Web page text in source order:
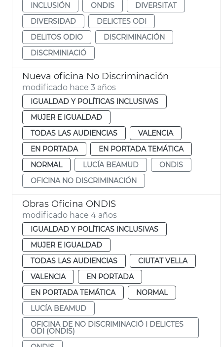
INCLUSIÓN
ONDIS
DIVERSITAT
DIVERSIDAD
DELICTES ODI
DELITOS ODIO
DISCRIMINACIÓN
DISCRMINIACIÓ
Nueva oficina No Discriminación
modificado hace 3 años
IGUALDAD Y POLÍTICAS INCLUSIVAS
MUJER E IGUALDAD
TODAS LAS AUDIENCIAS
VALENCIA
EN PORTADA
EN PORTADA TEMÁTICA
NORMAL
LUCÍA BEAMUD
ONDIS
OFICINA NO DISCRIMINACIÓN
Obras Oficina ONDIS
modificado hace 4 años
IGUALDAD Y POLÍTICAS INCLUSIVAS
MUJER E IGUALDAD
TODAS LAS AUDIENCIAS
CIUTAT VELLA
VALENCIA
EN PORTADA
EN PORTADA TEMÁTICA
NORMAL
LUCÍA BEAMUD
OFICINA DE NO DISCRIMINACIÓ I DELICTES
ODI (ONDIS)